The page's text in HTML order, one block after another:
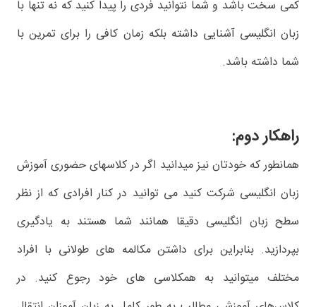
کمی سخت باشد و شما نتوانید فردی را پیدا کنید که نه تنها با
زبان انگلیسی آشنایی داشته بلکه زمان کافی را برای تمرین با
شما داشته باشد.
راهکار دوم:
همانطور که خودتان نیز میدانید اگر در کلاسهای حضوری آموزش
زبان انگلیسی شرکت کنید می توانید در کنار افرادی که از نظر
سطح زبان انگلیسی دقیقا همانند شما هستند به یادگیری
بپردازید. بنابراین برای داشتن مکالمه های طولانی با افراد
مختلف میتوانید به همکلاسی های خود رجوع کنید. در